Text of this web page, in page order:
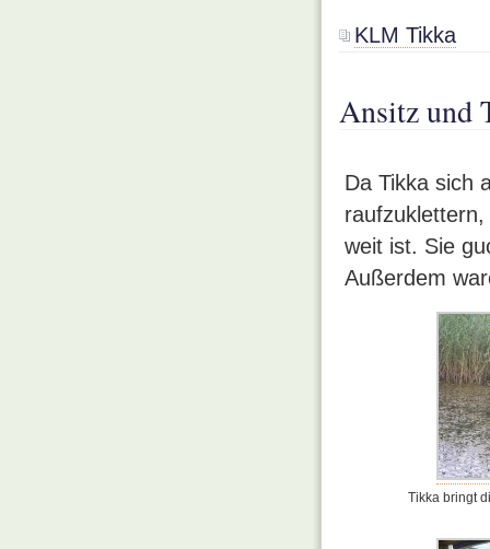
KLM Tikka
Ansitz und
Da Tikka sich
weit ist. Sie
Außerdem
Tikka bringt